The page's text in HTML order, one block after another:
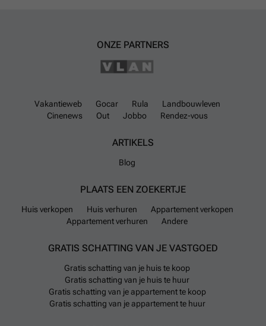
gebouwen betreft appartementencomplexen. De
meeste woningen zijn huizen in open bebouwing. De
appartementen die te koop staan hebben een
prijzen gaande van 289.000 tot maximaal 475.800
euro. Dit weerspiegelt een vrij variërend aanbod aan
Qua bereikbaarheid is er goede toegang tot
terwijl ook snelwegen als de A15/E42 en A26/E25 in
zijn. Het openbaar vervoer wordt verzorgd door vijf
buslijnen die verbindingen bieden binnen de regio en
naar nabijgelegen stations zoals Haute-Flône en
Voor dagelijkse boodschappen zijn er diverse
supermarkten in Nandrin waaronder Delhaize, Louis
ONZE PARTNERS
Vakantieweb Gocar Rula
Landbouwleven
Cinenews
Out Jobbo Rendez-vous
ARTIKELS
Blog
PLAATS EEN ZOEKERTJE
Huis verkopen Huis verhuren
Appartement verkopen
Appartement verhuren
Andere
GRATIS SCHATTING VAN JE VASTGOED
Gratis schatting van je huis te koop
Gratis schatting van je huis te huur
Gratis schatting van je appartement te koop
Gratis schatting van je appartement te huur